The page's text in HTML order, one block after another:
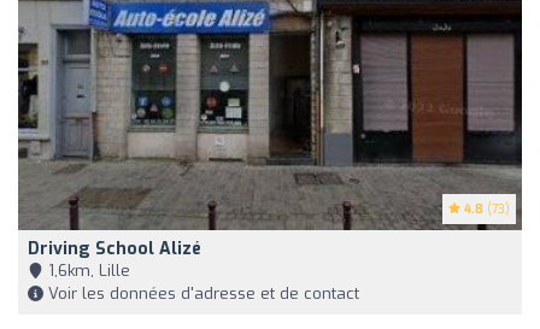
4.8 (73)
Driving School Alizé
1,6km, Lille
Voir les données d'adresse et de contact